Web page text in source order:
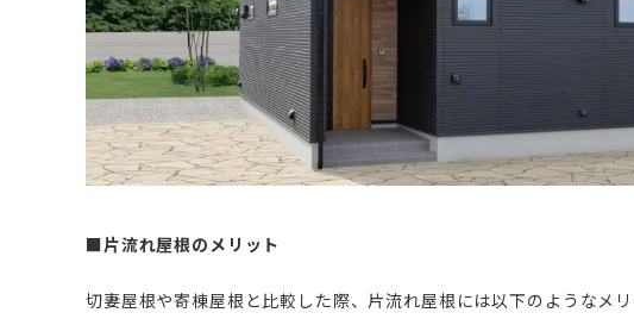
■片流れ屋根のメリット
切妻屋根や寄棟屋根と比較した際、片流れ屋根には以下のようなメリ